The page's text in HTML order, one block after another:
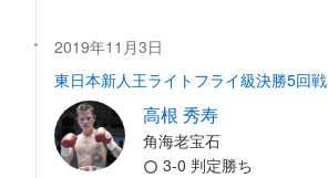
2019年11月3日
東日本新人王ライトフライ級決勝5回戦
高根 秀寿
角海老宝石
3-0 判定勝ち